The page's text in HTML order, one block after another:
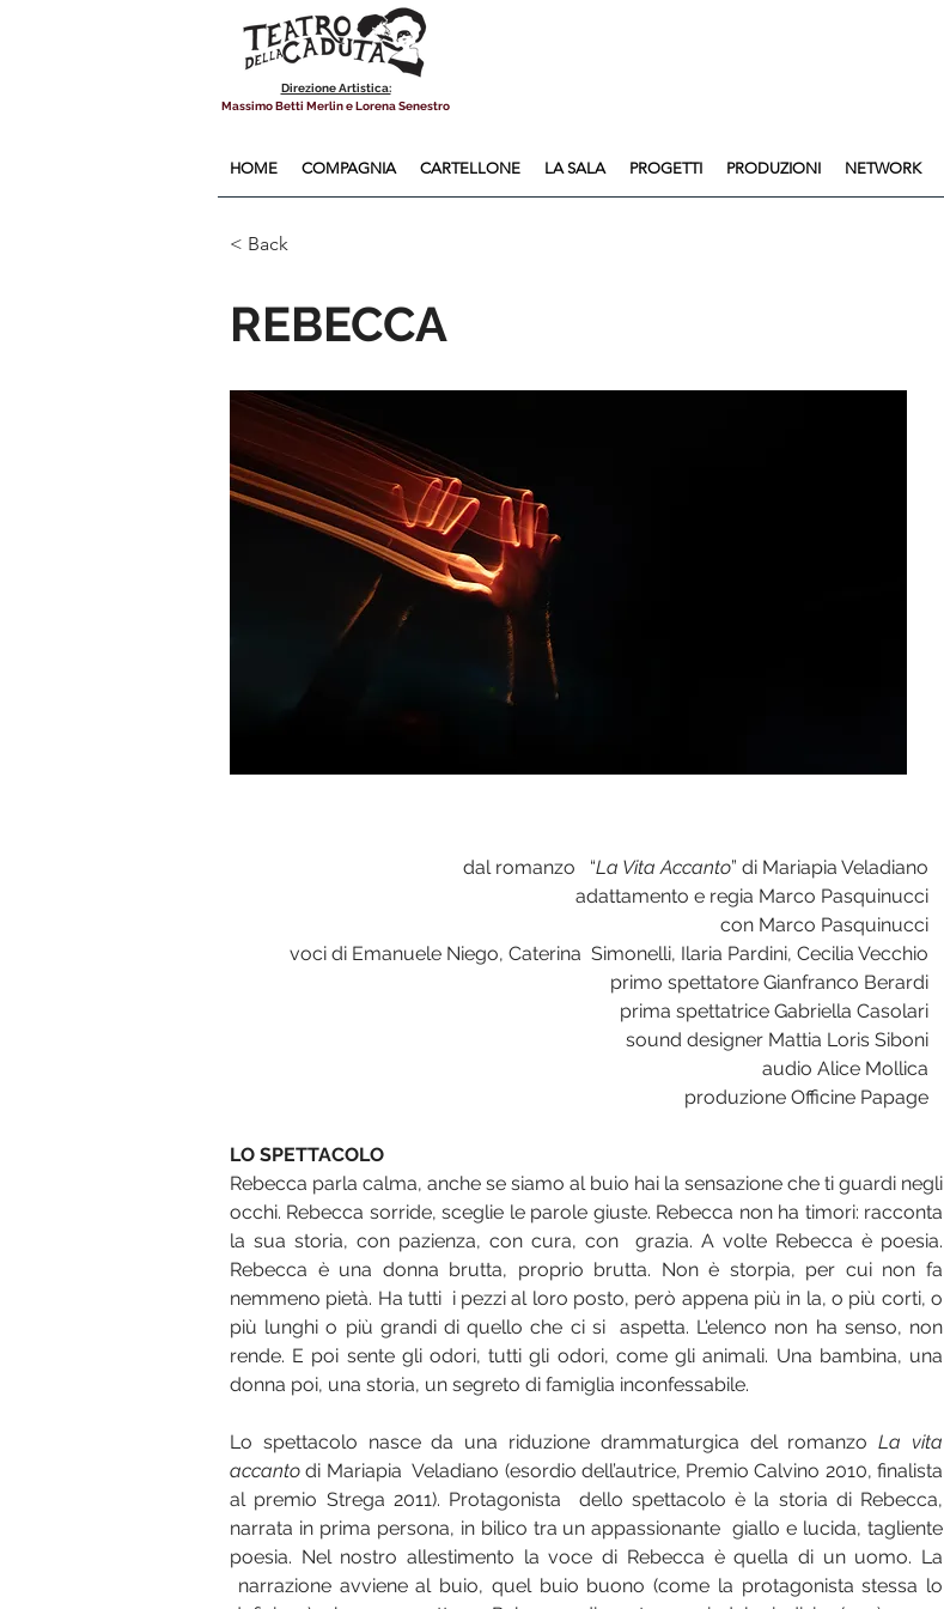
Direzione Artistica:
Massimo Betti Merlin e Lorena Senestro
HOME COMPAGNIA CARTELLONE LA SALA PROGETTI PRODUZIONI NETWORK
< Back
REBECCA
dal romanzo   “La Vita Accanto” di Mariapia Veladiano
adattamento e regia Marco Pasquinucci
con Marco Pasquinucci
voci di Emanuele Niego, Caterina  Simonelli, Ilaria Pardini, Cecilia Vecchio
primo spettatore Gianfranco Berardi
prima spettatrice Gabriella Casolari
sound designer Mattia Loris Siboni
audio Alice Mollica
produzione Officine Papage
LO SPETTACOLO
Rebecca parla calma, anche se siamo al buio hai la sensazione che ti guardi negli
occhi. Rebecca sorride, sceglie le parole giuste. Rebecca non ha timori: racconta
la sua storia, con pazienza, con cura, con  grazia. A volte Rebecca è poesia.
Rebecca è una donna brutta, proprio brutta. Non è storpia, per cui non fa
nemmeno pietà. Ha tutti  i pezzi al loro posto, però appena più in la, o più corti, o
più lunghi o più grandi di quello che ci si  aspetta. L'elenco non ha senso, non
rende. E poi sente gli odori, tutti gli odori, come gli animali. Una bambina, una
donna poi, una storia, un segreto di famiglia inconfessabile.
Lo spettacolo nasce da una riduzione drammaturgica del romanzo La vita
accanto di Mariapia  Veladiano (esordio dell’autrice, Premio Calvino 2010, finalista
al premio Strega 2011). Protagonista  dello spettacolo è la storia di Rebecca,
narrata in prima persona, in bilico tra un appassionante  giallo e lucida, tagliente
poesia. Nel nostro allestimento la voce di Rebecca è quella di un uomo. La
narrazione avviene al buio, quel buio buono (come la protagonista stessa lo